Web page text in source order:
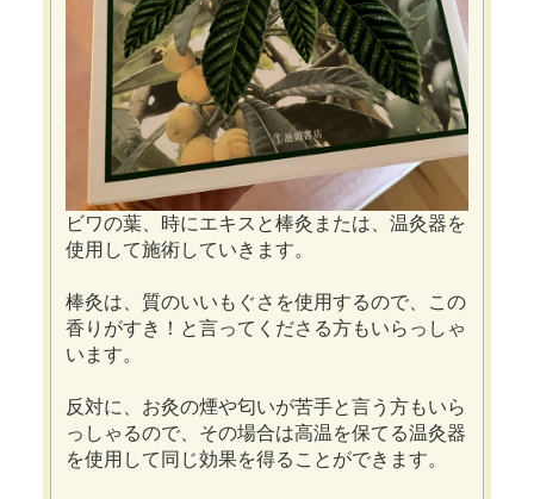
ビワの葉、時にエキスと棒灸または、温灸器を
使用して施術していきます。
棒灸は、質のいいもぐさを使用するので、この
香りがすき！と言ってくださる方もいらっしゃ
います。
反対に、お灸の煙や匂いが苦手と言う方もいら
っしゃるので、その場合は高温を保てる温灸器
を使用して同じ効果を得ることができます。